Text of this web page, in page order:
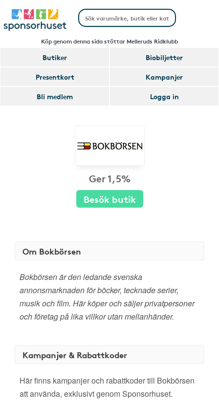
Köp genom denna sida stöttar Melleruds Ridklubb
Butiker
Biobiljetter
Presentkort
Kampanjer
Bli medlem
Logga in
Ger 1,5%
Besök butik
Om Bokbörsen
Bokbörsen är den ledande svenska
annonsmarknaden för böcker, tecknade serier,
musik och film. Här köper och säljer privatpersoner
och företag på lika villkor utan mellanhänder.
Kampanjer & Rabattkoder
Här finns kampanjer och rabattkoder till Bokbörsen
att använda, exklusivt genom Sponsorhuset.